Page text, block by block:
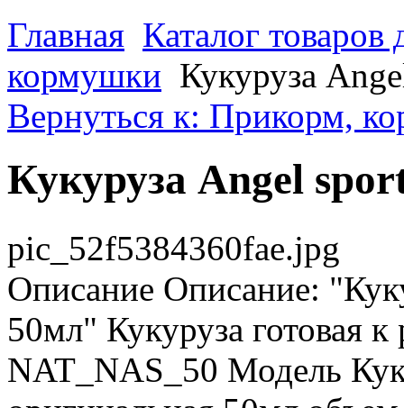
Главная Каталог
кормушки Кукуруза
Вернуться к: Прикорм,
Кукуруза Angel
pic_52f5384360fae.jpg
Описание Описание:
50мл" Кукуруза готовая
NAT_NAS_50 Модель